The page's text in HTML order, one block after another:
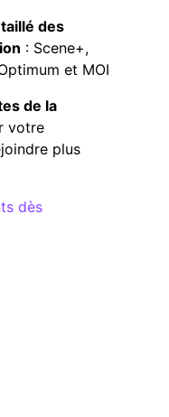
des
: Scene+,
et MOI
de la
votre
plus
dès